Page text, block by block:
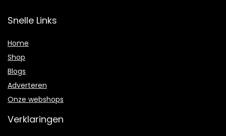
Snelle Links
Home
Shop
Blogs
Adverteren
Onze webshops
Verklaringen